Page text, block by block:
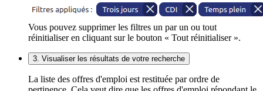
Vous pouvez supprimer les filtres un par un ou tout
réinitialiser en cliquant sur le bouton « Tout réinitialiser ».
3. Visualiser les résultats de votre recherche
La liste des offres d'emploi est restituée par ordre de